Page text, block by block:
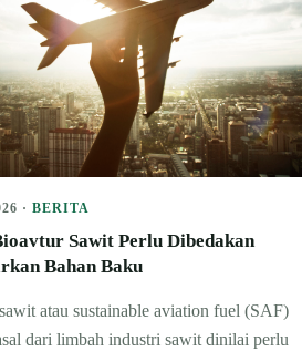
· BERITA
Sawit Perlu Dibedakan
Bahan Baku
atau sustainable aviation fuel (SAF)
dari limbah industri sawit dinilai perlu